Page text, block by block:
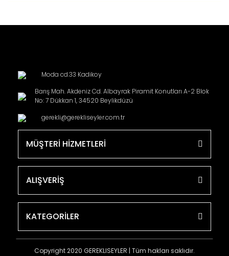
Moda cd.33 Kadikoy
Barış Mah. Akdeniz Cd. Albayrak Piramit Konutları A-2 Blok
No: 7 Dükkan 1, 34520 Beylikdüzü
gerekli@gerekliseyler.com.tr
MÜŞTERİ HİZMETLERİ
ALIŞVERİŞ
KATEGORİLER
Copyright 2020 GEREKLISEYLER | Tüm hakları saklıdır.